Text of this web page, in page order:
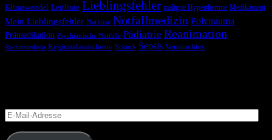
Klimawandel Leitlinie Lieblingsfehler maligne Hyperthermie Medikament
Mein Lieblingsfehler Narkose Notfallmedizin Polytrauma
Prämedikation Psychiatrische Notfälle Pädiatrie Reanimation
Rechtsmedizin Regionalanästhesie Schock Sepsis Vermischtes
E-
Mail-
Adresse